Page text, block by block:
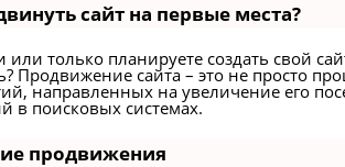
сайт на первые места?
или только планируете создать свой
Продвижение сайта – это не просто
направленных на увеличение его
в поисковых системах.
продвижения